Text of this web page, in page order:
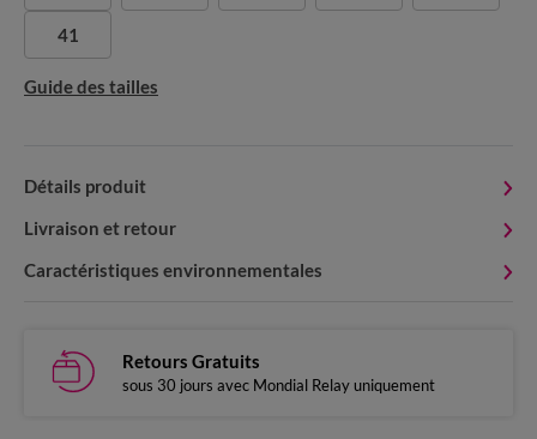
41
Guide des tailles
Détails produit
Livraison et retour
Caractéristiques environnementales
Retours Gratuits
sous 30 jours avec Mondial Relay uniquement